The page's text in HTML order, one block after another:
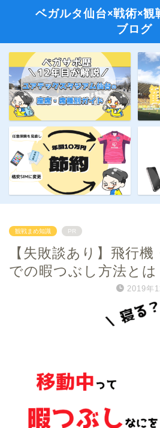
ベガルタ仙台×戦術×観
ブログ
観戦まめ知識 PR
【失敗談あり】飛行
での暇つぶし方法とは
2019年